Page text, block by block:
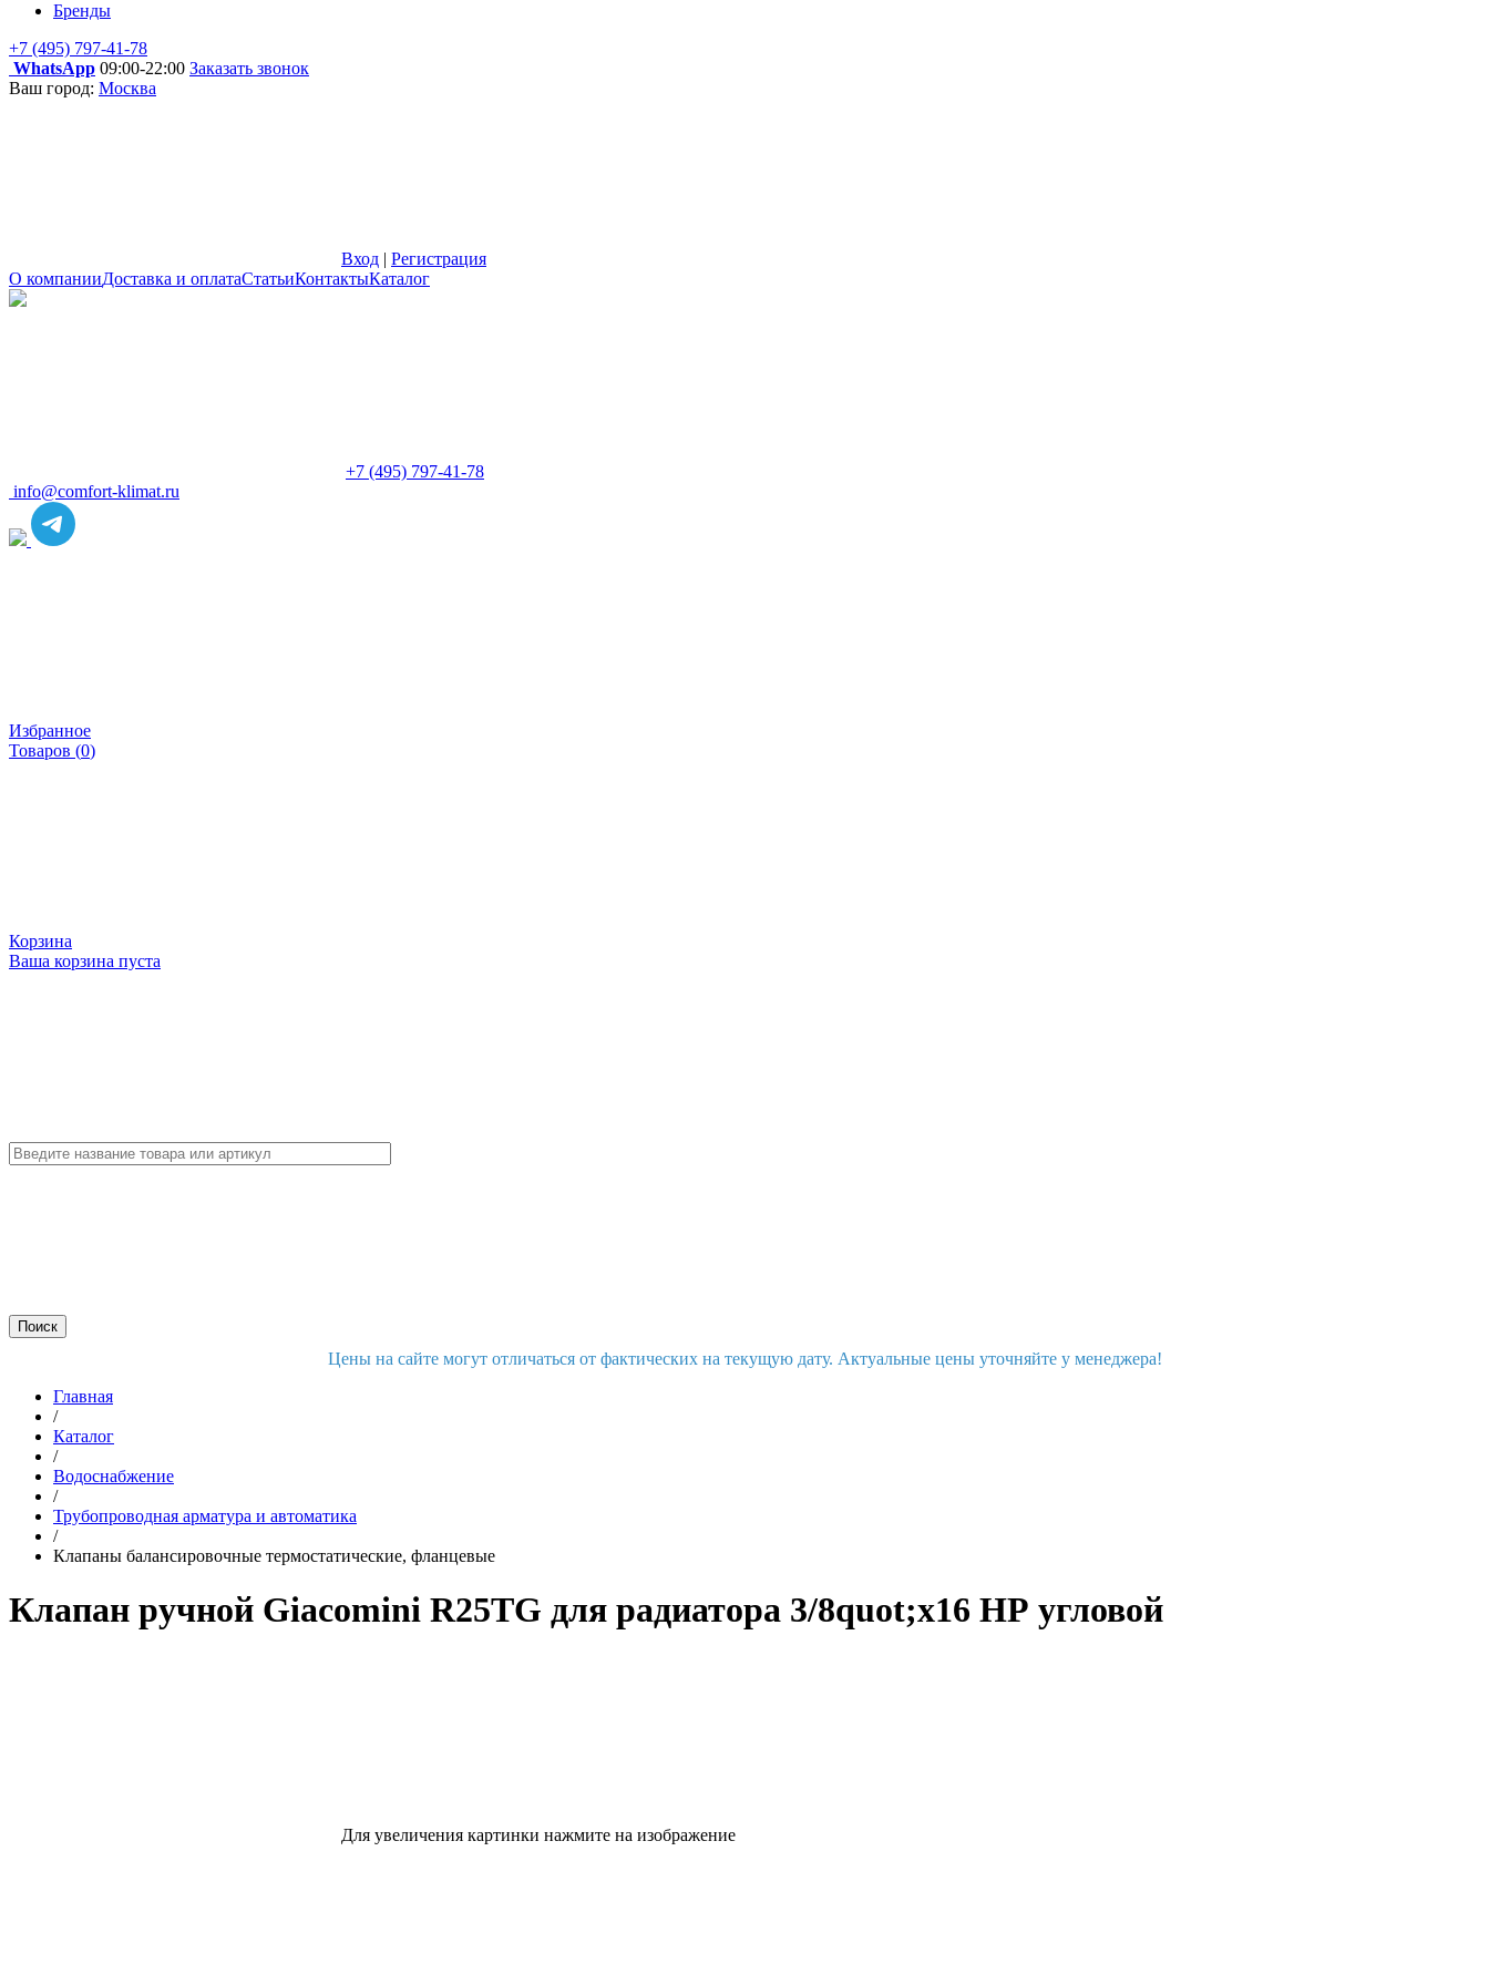
Бренды
+7 (495) 797-41-78
WhatsApp 09:00-22:00 Заказать звонок
Ваш город: Москва
Вход | Регистрация
О компанииДоставка и оплатаСтатьиКонтактыКаталог
+7 (495) 797-41-78
info@comfort-klimat.ru
Избранное
Товаров (0)
Корзина
Ваша корзина пуста
Цены на сайте могут отличаться от фактических на текущую дату. Актуальные цены уточняйте у менеджера!
Главная
/
Каталог
/
Водоснабжение
/
Трубопроводная арматура и автоматика
/
Клапаны балансировочные термостатические, фланцевые
Клапан ручной Giacomini R25TG для радиатора 3/8quot;x16 НР угловой
Для увеличения картинки нажмите на изображение